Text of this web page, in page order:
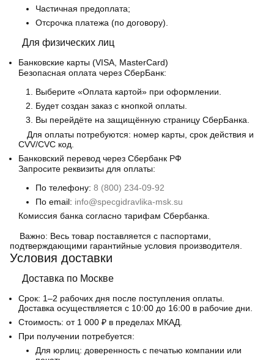
Частичная предоплата;
Отсрочка платежа (по договору).
Для физических лиц
Банковские карты (VISA, MasterCard)
Безопасная оплата через СберБанк:
Выберите «Оплата картой» при оформлении.
Будет создан заказ с кнопкой оплаты.
Вы перейдёте на защищённую страницу СберБанка.
Для оплаты потребуются: номер карты, срок действия и
CVV/CVC код.
Банковский перевод через Сбербанк РФ
Запросите реквизиты для оплаты:
По телефону: 8 (800) 234-09-92
По email: info@specgidravlika-msk.su
Комиссия банка согласно тарифам Сбербанка.
Важно: Весь товар поставляется с паспортами,
подтверждающими гарантийные условия производителя.
Условия доставки
Доставка по Москве
Срок: 1–2 рабочих дня после поступления оплаты.
Доставка осуществляется с 10:00 до 16:00 в рабочие дни.
Стоимость: от 1 000 ₽ в пределах МКАД.
При получении потребуется:
Для юрлиц: доверенность с печатью компании или